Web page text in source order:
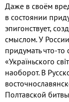
Даже в своём
в состоянии
эпигонствует,
смыслом.У
придумать что-то
«Укрaïньского свi
наоборот. В
Полтавской битвы